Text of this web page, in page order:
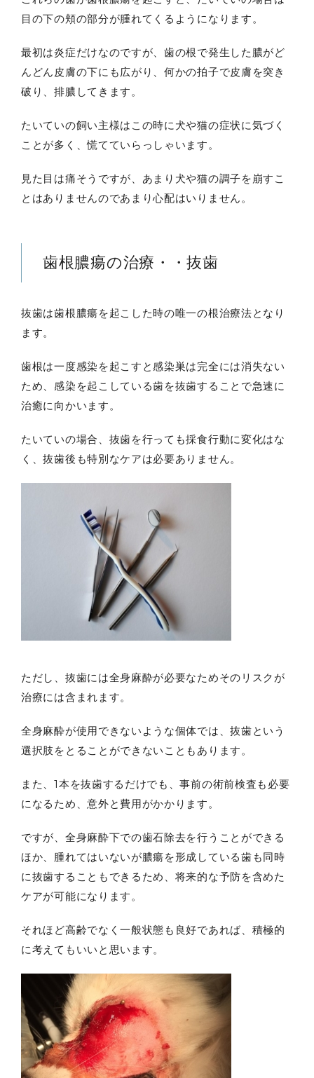
目の下の頬の部分が腫れてくるようになります。
最初は炎症だけなのですが、歯の根で発生した膿がど
んどん皮膚の下にも広がり、何かの拍子で皮膚を突き
破り、排膿してきます。
たいていの飼い主様はこの時に犬や猫の症状に気づく
ことが多く、慌てていらっしゃいます。
見た目は痛そうですが、あまり犬や猫の調子を崩すこ
とはありませんのであまり心配はいりません。
歯根膿瘍の治療・・抜歯
抜歯は歯根膿瘍を起こした時の唯一の根治療法となり
ます。
歯根は一度感染を起こすと感染巣は完全には消失ない
ため、感染を起こしている歯を抜歯することで急速に
治癒に向かいます。
たいていの場合、抜歯を行っても採食行動に変化はな
く、抜歯後も特別なケアは必要ありません。
ただし、抜歯には全身麻酔が必要なためそのリスクが
治療には含まれます。
全身麻酔が使用できないような個体では、抜歯という
選択肢をとることができないこともあります。
また、1本を抜歯するだけでも、事前の術前検査も必要
になるため、意外と費用がかかります。
ですが、全身麻酔下での歯石除去を行うことができる
ほか、腫れてはいないが膿瘍を形成している歯も同時
に抜歯することもできるため、将来的な予防を含めた
ケアが可能になります。
それほど高齢でなく一般状態も良好であれば、積極的
に考えてもいいと思います。